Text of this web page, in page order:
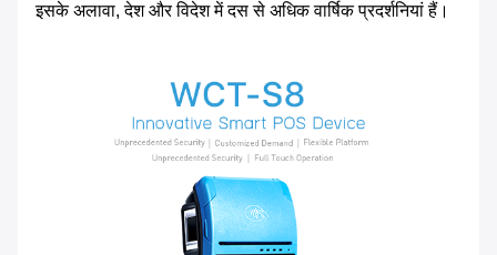
इसके अलावा, देश और विदेश में दस से अधिक वार्षिक प्रदर्शनियां हैं।